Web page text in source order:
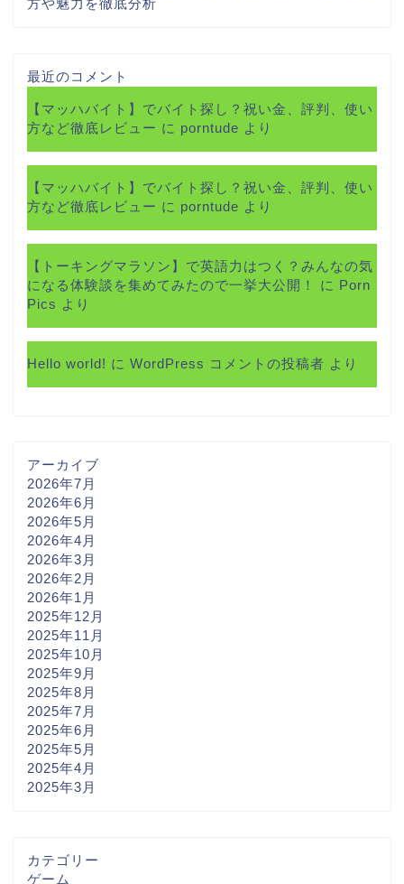
最近のコメント
【マッハバイト】でバイト探し？祝い金、評判、使い
方など徹底レビュー に porntude より
【マッハバイト】でバイト探し？祝い金、評判、使い
方など徹底レビュー に porntude より
【トーキングマラソン】で英語力はつく？みんなの気
になる体験談を集めてみたので一挙大公開！
に Porn
Pics より
Hello world! に WordPress コメントの投稿者 より
アーカイブ
2026年7月
2026年6月
2026年5月
2026年4月
2026年3月
2026年2月
2026年1月
2025年12月
2025年11月
2025年10月
2025年9月
2025年8月
2025年7月
2025年6月
2025年5月
2025年4月
2025年3月
カテゴリー
ゲーム